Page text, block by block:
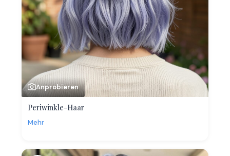
Anprobieren
Periwinkle-Haar
Mehr